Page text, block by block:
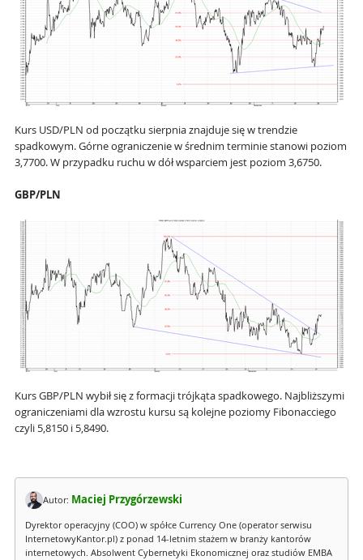
Kurs USD/PLN od początku sierpnia znajduje się w trendzie
spadkowym. Górne ograniczenie w średnim terminie stanowi poziom
3,7700. W przypadku ruchu w dół wsparciem jest poziom 3,6750.
GBP/PLN
Kurs GBP/PLN wybił się z formacji trójkąta spadkowego. Najbliższymi
ograniczeniami dla wzrostu kursu są kolejne poziomy Fibonacciego
czyli 5,8150 i 5,8490.
Autor: Maciej Przygórzewski
Dyrektor operacyjny (COO) w spółce Currency One (operator serwisu
InternetowyKantor.pl) z ponad 14-letnim stażem w branży kantorów
internetowych. Absolwent Cybernetyki Ekonomicznej oraz studiów EMBA